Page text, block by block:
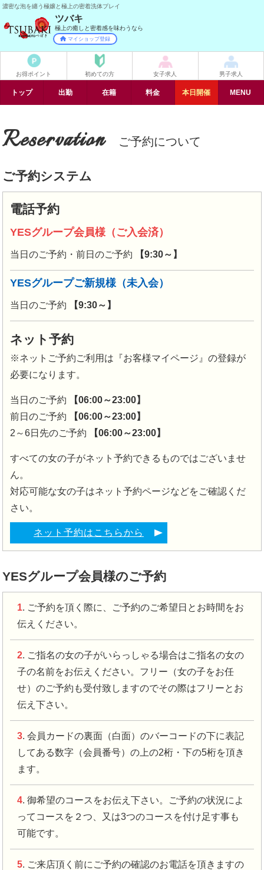
濃密な泡を纏う極嬢と極上の密着洗体プレイ
ツバキ
マイショップ登録
極上の癒しと密着感を味わうなら
お得ポイント 初めての方 女子求人 男子求人
トップ 出勤 在籍 料金 イベント MENU
Reservation ご予約について
ご予約システム
電話予約
YESグループ会員様（ご入会済）
当日のご予約・前日のご予約 【9:30～】
YESグループご新規様（未入会）
当日のご予約 【9:30～】
ネット予約
※ネットご予約ご利用は『お客様マイページ』の登録が
必要になります。
当日のご予約
【06:00～23:00】
前日のご予約
【06:00～23:00】
2～6日先のご予約
【06:00～23:00】
すべての女の子がネット予約できるものではございませ
ん。
対応可能な女の子はネット予約ページなどをご確認くだ
さい。
ネット予約はこちらから
YESグループ会員様のご予約
1. ご予約を頂く際に、ご予約のご希望日とお時間をお
伝えください。
2. ご指名の女の子がいらっしゃる場合はご指名の女の
子の名前をお伝えください。フリー（女の子をお任
せ）のご予約も受付致しますのでその際はフリーとお
伝え下さい。
3. 会員カードの裏面（白面）のバーコードの下に表記
してある数字（会員番号）の上の2桁・下の5桁を頂き
ます。
4. 御希望のコースをお伝え下さい。ご予約の状況によ
ってコースを２つ、又は3つのコースを付け足す事も
可能です。
5. ご来店頂く前にご予約の確認のお電話を頂きますの